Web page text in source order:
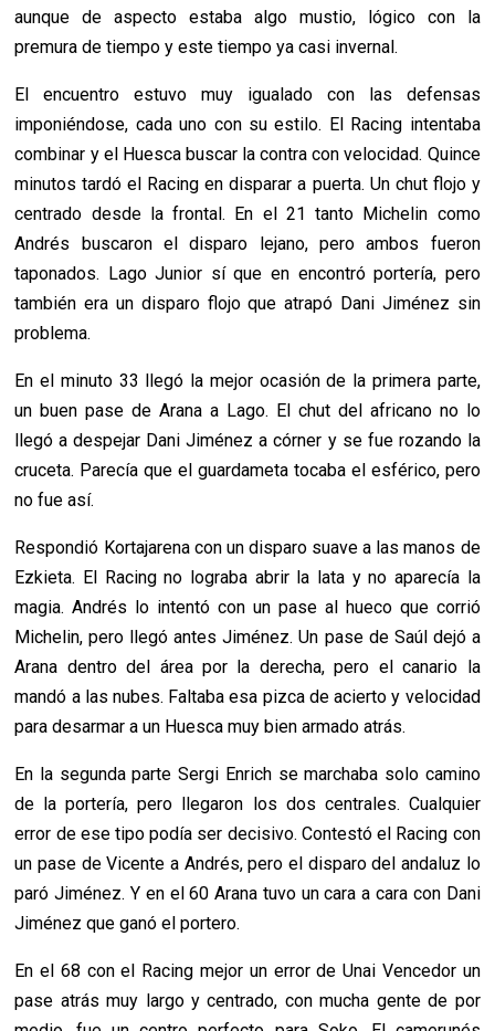
aunque de aspecto estaba algo mustio, lógico con la
premura de tiempo y este tiempo ya casi invernal.
El encuentro estuvo muy igualado con las defensas
imponiéndose, cada uno con su estilo. El Racing intentaba
combinar y el Huesca buscar la contra con velocidad. Quince
minutos tardó el Racing en disparar a puerta. Un chut flojo y
centrado desde la frontal. En el 21 tanto Michelin como
Andrés buscaron el disparo lejano, pero ambos fueron
taponados. Lago Junior sí que en encontró portería, pero
también era un disparo flojo que atrapó Dani Jiménez sin
problema.
En el minuto 33 llegó la mejor ocasión de la primera parte,
un buen pase de Arana a Lago. El chut del africano no lo
llegó a despejar Dani Jiménez a córner y se fue rozando la
cruceta. Parecía que el guardameta tocaba el esférico, pero
no fue así.
Respondió Kortajarena con un disparo suave a las manos de
Ezkieta. El Racing no lograba abrir la lata y no aparecía la
magia. Andrés lo intentó con un pase al hueco que corrió
Michelin, pero llegó antes Jiménez. Un pase de Saúl dejó a
Arana dentro del área por la derecha, pero el canario la
mandó a las nubes. Faltaba esa pizca de acierto y velocidad
para desarmar a un Huesca muy bien armado atrás.
En la segunda parte Sergi Enrich se marchaba solo camino
de la portería, pero llegaron los dos centrales. Cualquier
error de ese tipo podía ser decisivo. Contestó el Racing con
un pase de Vicente a Andrés, pero el disparo del andaluz lo
paró Jiménez. Y en el 60 Arana tuvo un cara a cara con Dani
Jiménez que ganó el portero.
En el 68 con el Racing mejor un error de Unai Vencedor un
pase atrás muy largo y centrado, con mucha gente de por